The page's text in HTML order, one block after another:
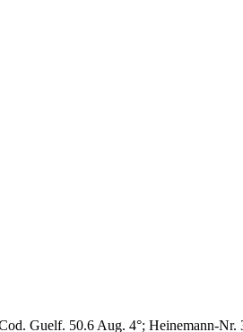
Guelf. 50.6 Aug. 4°; Heinemann-